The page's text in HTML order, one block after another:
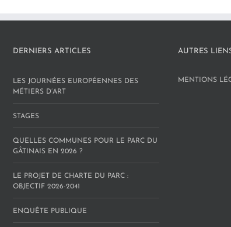
DERNIERS ARTICLES
LES JOURNÉES EUROPÉENNES DES
MÉTIERS D’ART
STAGES
QUELLES COMMUNES POUR LE PARC DU
GÂTINAIS EN 2026 ?
LE PROJET DE CHARTE DU PARC :
OBJECTIF 2026-2041
ENQUÊTE PUBLIQUE
AUTRES
MENTIONS